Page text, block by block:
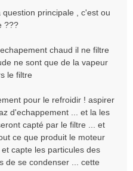
principale , c'est ou
???
chaud il ne filtre
ne sont que de la vapeur
le filtre
pour le refroidir ! aspirer
d'echappement ... et la les
capté par le filtre ... et
ce que produit le moteur
capte les particules des
de se condenser ... cette